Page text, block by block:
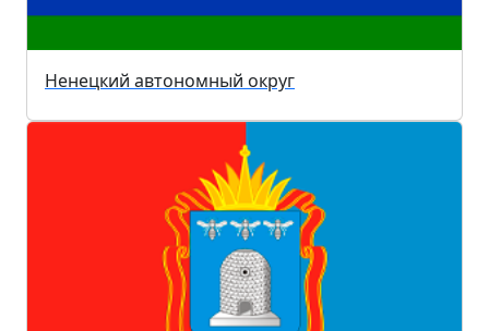
Ненецкий автономный округ